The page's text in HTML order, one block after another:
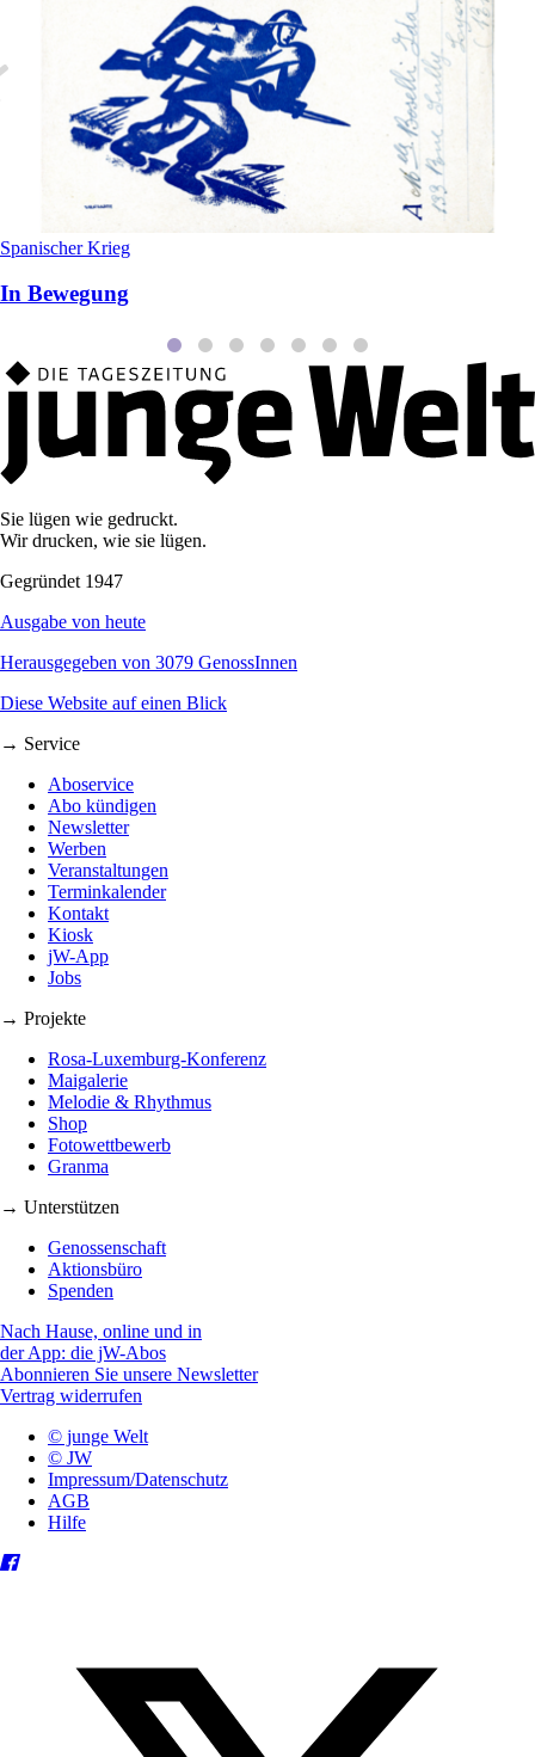
Spanischer Krieg
In Bewegung
Sie lügen wie gedruckt.
Wir drucken, wie sie lügen.
Gegründet 1947
Ausgabe von heute
Herausgegeben von 3079 GenossInnen
Diese Website auf einen Blick
→ Service
Aboservice
Abo kündigen
Newsletter
Werben
Veranstaltungen
Terminkalender
Kontakt
Kiosk
jW-App
Jobs
→ Projekte
Rosa-Luxemburg-Konferenz
Maigalerie
Melodie & Rhythmus
Shop
Fotowettbewerb
Granma
→ Unterstützen
Genossenschaft
Aktionsbüro
Spenden
Nach Hause, online und in
der App: die jW-Abos
Abonnieren Sie unsere Newsletter
Vertrag widerrufen
© junge Welt
© JW
Impressum/Datenschutz
AGB
Hilfe